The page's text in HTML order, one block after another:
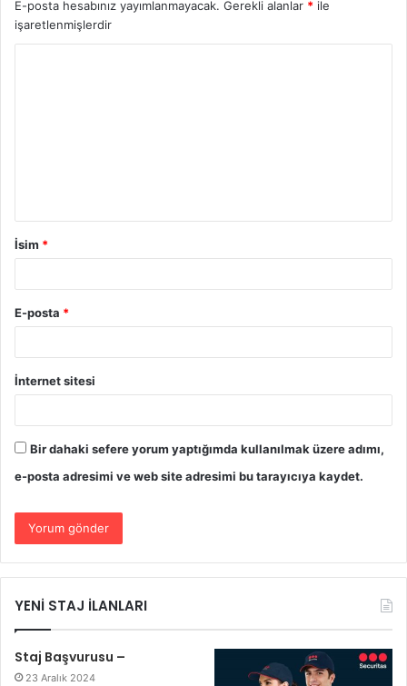
E-posta hesabınız yayımlanmayacak. Gerekli alanlar * ile
işaretlenmişlerdir
İsim *
E-posta *
İnternet sitesi
Bir dahaki sefere yorum yaptığımda kullanılmak üzere adımı,
e-posta adresimi ve web site adresimi bu tarayıcıya kaydet.
YENİ STAJ İLANLARI
Staj Başvurusu –
23 Aralık 2024